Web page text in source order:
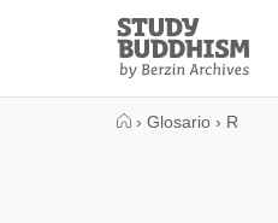
Study
Buddhism
Home
› Glosario › R